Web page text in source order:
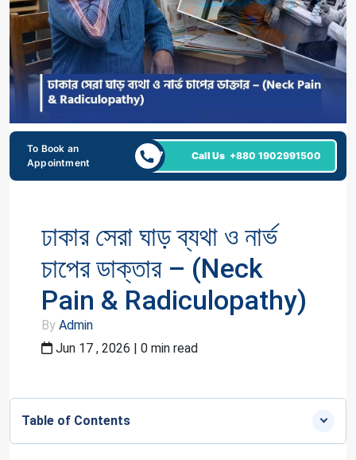
To Book an
Appointment
24/7 Call Us +880 1902991500
ঢাকার সেরা ঘাড় ব্যথা ও নার্ভ
চাপের ডাক্তার – (Neck
Pain & Radiculopathy)
By Admin
Jun 17 , 2026 | 0 min read
Table of Contents